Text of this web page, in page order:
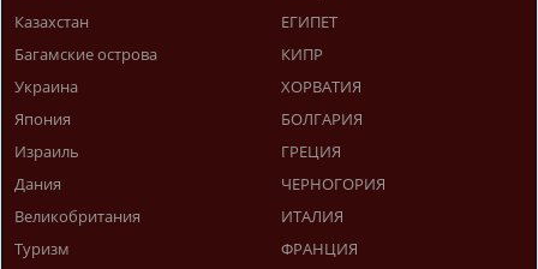
Казахстан
Багамские острова
Украина
Япония
Израиль
Дания
Великобритания
Туризм
ЕГИПЕТ
КИПР
ХОРВАТИЯ
БОЛГАРИЯ
ГРЕЦИЯ
ЧЕРНОГОРИЯ
ИТАЛИЯ
ФРАНЦИЯ